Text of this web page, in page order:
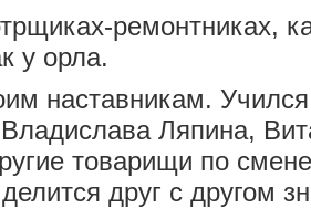
ремонтниках,
у орла.
наставникам.
Ляпина,
товарищи по
друг с другом